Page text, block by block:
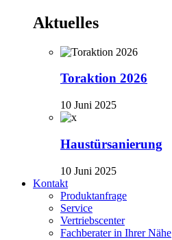
Aktuelles
Toraktion 2026
10 Juni 2025
Haustürsanierung
10 Juni 2025
Kontakt
Produktanfrage
Service
Vertriebscenter
Fachberater in Ihrer Nähe